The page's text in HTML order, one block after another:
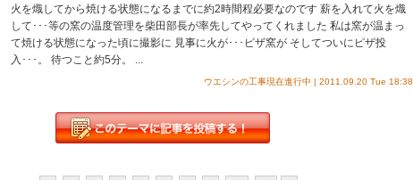
火を熾してから焼ける状態になるまでに約2時間程必要なのです 薪を入れて火を熾
して･･･等の窯の温度管理を柴田部長が率先してやってくれました 私は窯が温まっ
て焼ける状態になった頃に撮影に 見事に火が･･･ピザ窯が そしてついにピザ投
入･･･。 待つこと約5分。 ...
ウエシンの工事現在進行中 | 2011.09.20 Tue 18:38